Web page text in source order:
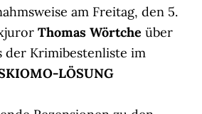
am Freitag, den 5.
Thomas Wörtcheüber
der Krimibestenliste im
LÖSUNG